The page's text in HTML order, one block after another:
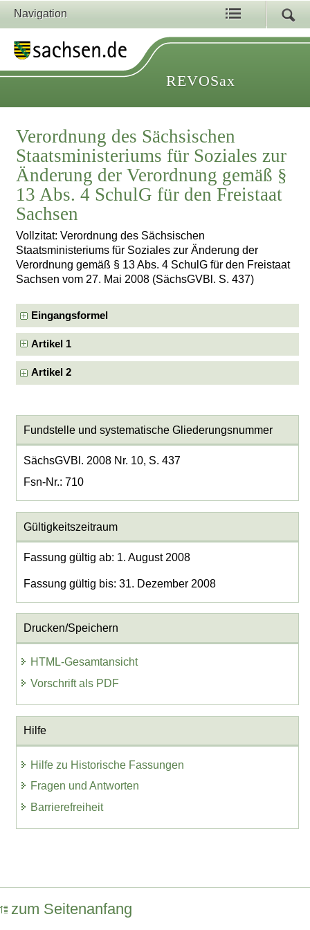
Navigation
REVOSax
Verordnung des Sächsischen
Staatsministeriums für Soziales zur
Änderung der Verordnung gemäß §
13 Abs. 4 SchulG für den Freistaat
Sachsen
Vollzitat: Verordnung des Sächsischen
Staatsministeriums für Soziales zur Änderung der
Verordnung gemäß § 13 Abs. 4 SchulG für den Freistaat
Sachsen vom 27. Mai 2008 (SächsGVBl. S. 437)
Eingangsformel
Artikel 1
Artikel 2
Fundstelle und systematische Gliederungsnummer
SächsGVBl. 2008 Nr. 10, S. 437
Fsn-Nr.: 710
Gültigkeitszeitraum
Fassung gültig ab: 1. August 2008
Fassung gültig bis: 31. Dezember 2008
Drucken/Speichern
HTML-Gesamtansicht
Vorschrift als PDF
Hilfe
Hilfe zu Historische Fassungen
Fragen und Antworten
Barrierefreiheit
zum Seitenanfang